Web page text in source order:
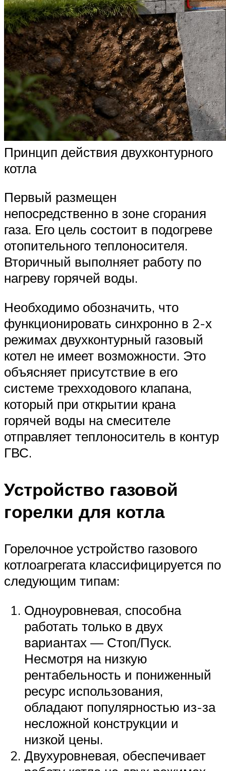
Принцип действия двухконтурного
котла
Первый размещен
непосредственно в зоне сгорания
газа. Его цель состоит в подогреве
отопительного теплоносителя.
Вторичный выполняет работу по
нагреву горячей воды.
Необходимо обозначить, что
функционировать синхронно в 2-х
режимах двухконтурный газовый
котел не имеет возможности. Это
объясняет присутствие в его
системе трехходового клапана,
который при открытии крана
горячей воды на смесителе
отправляет теплоноситель в контур
ГВС.
Устройство газовой
горелки для котла
Горелочное устройство газового
котлоагрегата классифицируется по
следующим типам:
Одноуровневая, способна
работать только в двух
вариантах — Стоп/Пуск.
Несмотря на низкую
рентабельность и пониженный
ресурс использования,
обладают популярностью из-за
несложной конструкции и
низкой цены.
Двухуровневая, обеспечивает